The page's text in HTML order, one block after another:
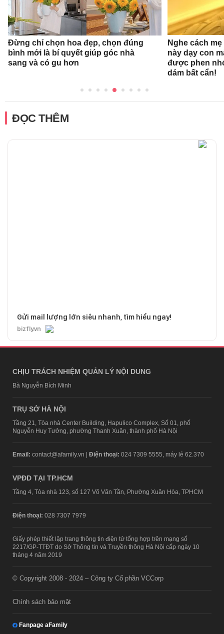
Đừng chỉ chọn hoa đẹp, chọn đúng
bình mới là bí quyết giúp góc nhà
sang và có gu hơn
Nghe cách
này dạy con
được phen
dám bất cẩn!
ĐỌC THÊM
Gửi mail lượng lớn siêu nhanh, tìm hiểu ngay!
bizfly.vn
CHỊU TRÁCH NHIỆM QUẢN LÝ NỘI DUNG
Bà Nguyễn Bích Minh
TRỤ SỞ HÀ NỘI
Tầng 21, Tòa nhà Center Building, Hapulico Complex, Số 01, phố
Nguyễn Huy Tưởng, phường Thanh Xuân, thành phố Hà Nội
Email: contact@afamily.vn | Điện thoại: 024 7309 5555, máy lẻ 62.370
VPĐD TẠI TP.HCM
Tầng 4, Tòa nhà 123, số 127 Võ Văn Tần, Phường Xuân Hòa, TPHCM
Điện thoại: 028 7307 7979
Giấy phép thiết lập trang thông tin điện tử tổng hợp trên mạng số
2217/GP-TTĐT do Sở Thông tin và Truyền thông Hà Nội cấp ngày 10
tháng 4 năm 2019
© Copyright 2008 - 2024 – Công ty Cổ phần VCCorp
Chính sách bảo mật
Fanpage aFamily